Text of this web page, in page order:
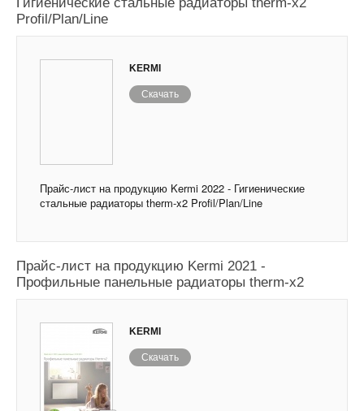
Гигиенические стальные радиаторы therm-x2
Profil/Plan/Line
KERMI
Скачать
Прайс-лист на продукцию Kermi 2022 - Гигиенические
стальные радиаторы therm-x2 Profil/Plan/Line
Прайс-лист на продукцию Kermi 2021 -
Профильные панельные радиаторы therm-x2
KERMI
Скачать